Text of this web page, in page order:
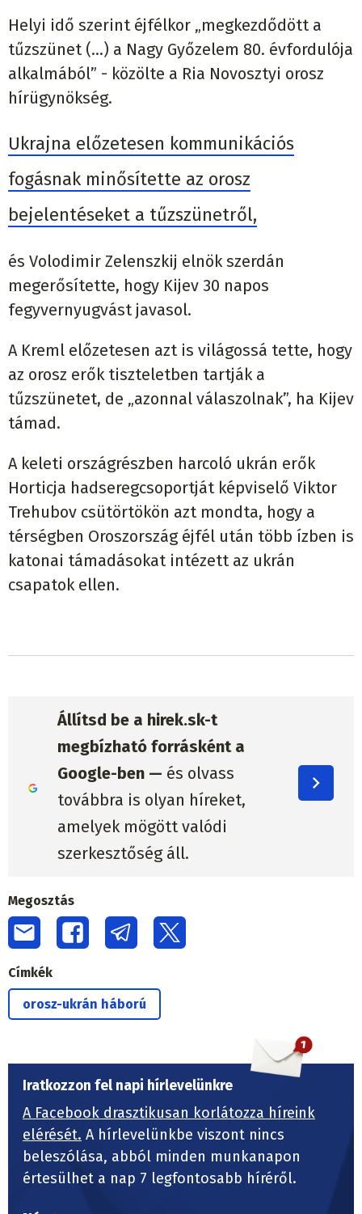
Helyi idő szerint éjfélkor „megkezdődött a
tűzszünet (...) a Nagy Győzelem 80. évfordulója
alkalmából” - közölte a Ria Novosztyi orosz
hírügynökség.
Ukrajna előzetesen kommunikációs
fogásnak minősítette az orosz
bejelentéseket a tűzszünetről,
és Volodimir Zelenszkij elnök szerdán
megerősítette, hogy Kijev 30 napos
fegyvernyugvást javasol.
A Kreml előzetesen azt is világossá tette, hogy
az orosz erők tiszteletben tartják a
tűzszünetet, de „azonnal válaszolnak”, ha Kijev
támad.
A keleti országrészben harcoló ukrán erők
Horticja hadseregcsoportját képviselő Viktor
Trehubov csütörtökön azt mondta, hogy a
térségben Oroszország éjfél után több ízben is
katonai támadásokat intézett az ukrán
csapatok ellen.
Állítsd be a hirek.sk-t
megbízható forrásként a
Google-ben — és olvass
továbbra is olyan híreket,
amelyek mögött valódi
szerkesztőség áll.
Megosztás
Címkék
orosz-ukrán háború
Iratkozzon fel napi hírlevelünkre
A Facebook drasztikusan korlátozza híreink
elérését. A hírlevelünkbe viszont nincs
beleszólása, abból minden munkanapon
értesülhet a nap 7 legfontosabb híréről.